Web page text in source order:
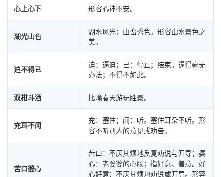
心上心下 形容心神不安。
湖光山色
湖水风光；山峦秀色。形容山水景色之
美。
迫不得已
迫：逼迫；已：停止；结束。逼得毫无
办法；不得不如此。
双柑斗酒 比喻春天游玩胜景。
充耳不闻
充：塞住；闻：听。塞住耳朵不听。形
容不听别人的意见或劝告。
苦口婆心
苦口：不厌其烦地反复劝说与开导；婆
心：老婆婆的心肠；指好意、善意。好
心好意；不厌其烦地劝说或开导。形容